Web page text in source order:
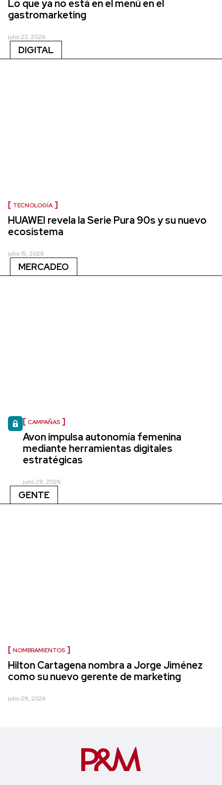
Lo que ya no está en el menú en el
gastromarketing
julio 23, 2026
DIGITAL
TECNOLOGÍA
HUAWEI revela la Serie Pura 90s y su nuevo
ecosistema
julio 15, 2026
MERCADEO
CAMPAÑAS
Avon impulsa autonomía femenina
mediante herramientas digitales
estratégicas
julio 29, 2026
GENTE
NOMBRAMIENTOS
Hilton Cartagena nombra a Jorge Jiménez
como su nuevo gerente de marketing
julio 29, 2026